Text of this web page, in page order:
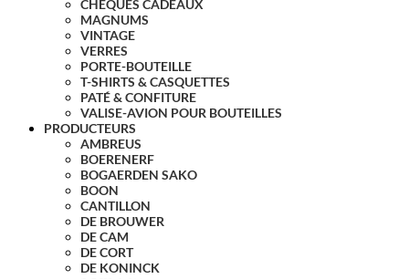
CHÈQUES CADEAUX
MAGNUMS
VINTAGE
VERRES
PORTE-BOUTEILLE
T-SHIRTS & CASQUETTES
PATÉ & CONFITURE
VALISE-AVION POUR BOUTEILLES
PRODUCTEURS
AMBREUS
BOERENERF
BOGAERDEN SAKO
BOON
CANTILLON
DE BROUWER
DE CAM
DE CORT
DE KONINCK